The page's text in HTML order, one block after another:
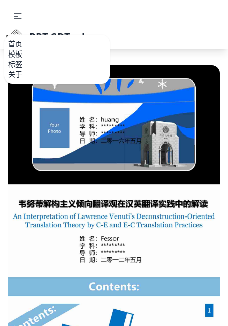
首页
模板
标签
关于
PPT.CDTools